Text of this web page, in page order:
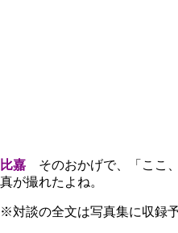
比嘉 そのおかげで、「ここ
真が撮れたよね。
※対談の全文は写真集に収録